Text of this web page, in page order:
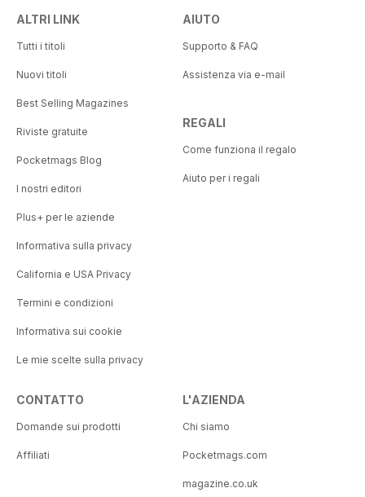
ALTRI LINK
Tutti i titoli
Nuovi titoli
Best Selling Magazines
Riviste gratuite
Pocketmags Blog
I nostri editori
Plus+ per le aziende
Informativa sulla privacy
California e USA Privacy
Termini e condizioni
Informativa sui cookie
Le mie scelte sulla privacy
AIUTO
Supporto & FAQ
Assistenza via e-mail
REGALI
Come funziona il regalo
Aiuto per i regali
CONTATTO
Domande sui prodotti
Affiliati
L'AZIENDA
Chi siamo
Pocketmags.com
magazine.co.uk